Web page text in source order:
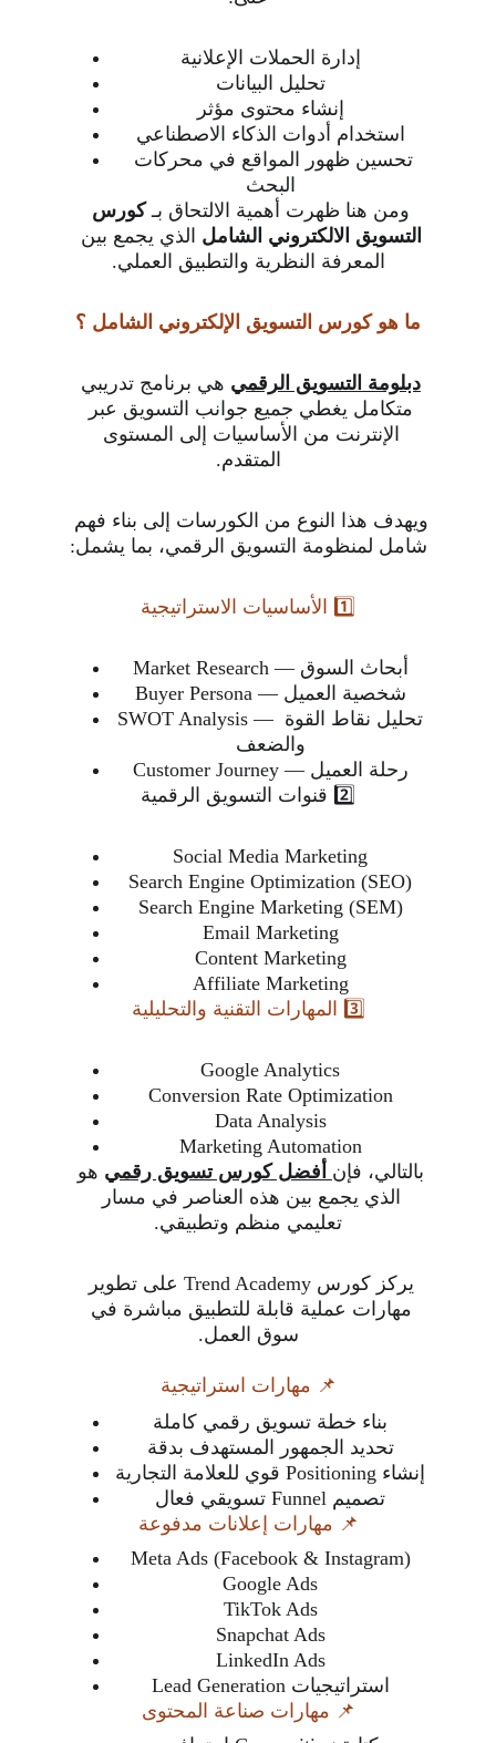
إدارة الحملات الإعلانية
تحليل البيانات
إنشاء محتوى مؤثر
استخدام أدوات الذكاء الاصطناعي
تحسين ظهور المواقع في محركات
البحث
ومن هنا ظهرت أهمية الالتحاق بـ كورس
التسويق الالكتروني الشامل الذي يجمع بين
المعرفة النظرية والتطبيق العملي.
ما هو كورس التسويق الإلكتروني الشامل ؟
دبلومة التسويق الرقمي هي برنامج تدريبي
متكامل يغطي جميع جوانب التسويق عبر
الإنترنت من الأساسيات إلى المستوى
المتقدم.
ويهدف هذا النوع من الكورسات إلى بناء فهم
شامل لمنظومة التسويق الرقمي، بما يشمل:
1️⃣ الأساسيات الاستراتيجية
Market Research — أبحاث السوق
Buyer Persona — شخصية العميل
SWOT Analysis — تحليل نقاط القوة
والضعف
Customer Journey — رحلة العميل
2️⃣ قنوات التسويق الرقمية
Social Media Marketing
Search Engine Optimization (SEO)
Search Engine Marketing (SEM)
Email Marketing
Content Marketing
Affiliate Marketing
3️⃣ المهارات التقنية والتحليلية
Google Analytics
Conversion Rate Optimization
Data Analysis
Marketing Automation
بالتالي، فإن أفضل كورس تسويق رقمي هو
الذي يجمع بين هذه العناصر في مسار
تعليمي منظم وتطبيقي.
يركز كورس Trend Academy على تطوير
مهارات عملية قابلة للتطبيق مباشرة في
سوق العمل.
📌 مهارات استراتيجية
بناء خطة تسويق رقمي كاملة
تحديد الجمهور المستهدف بدقة
إنشاء Positioning قوي للعلامة التجارية
تصميم Funnel تسويقي فعال
📌 مهارات إعلانات مدفوعة
Meta Ads (Facebook & Instagram)
Google Ads
TikTok Ads
Snapchat Ads
LinkedIn Ads
استراتيجيات Lead Generation
📌 مهارات صناعة المحتوى